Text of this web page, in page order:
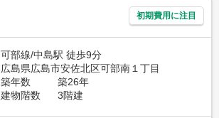
初期費用に注目
可部線/中島駅 徒歩9分
広島県広島市安佐北区可部南１丁目
築年数
築26年
建物階数
3階建